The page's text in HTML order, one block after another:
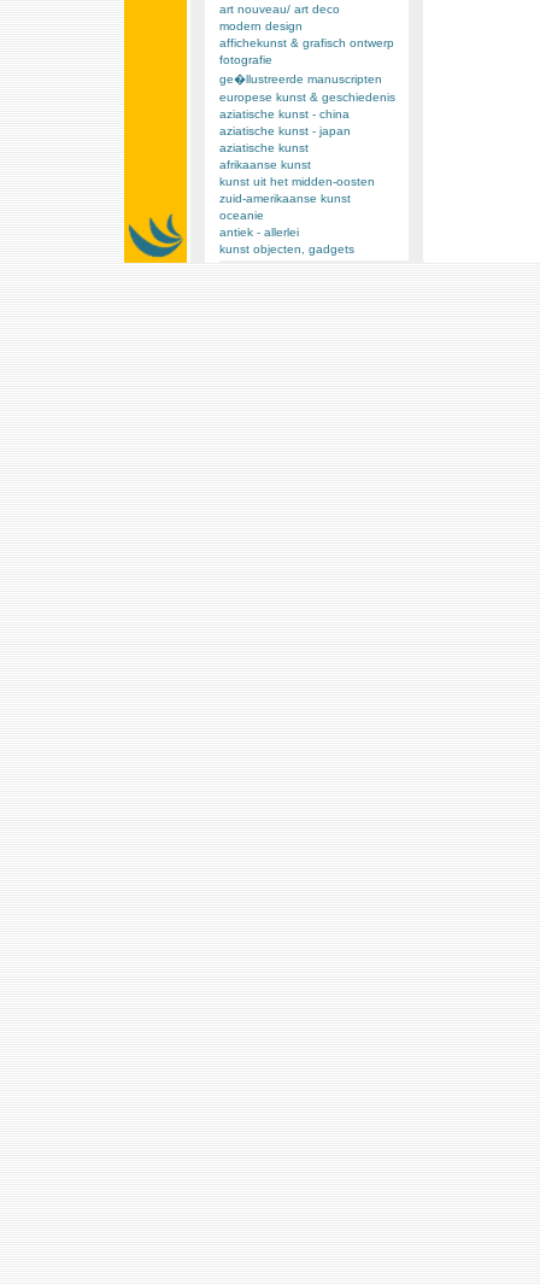
art nouveau/ art deco
modern design
affichekunst & grafisch ontwerp
fotografie
ge�llustreerde manuscripten
europese kunst & geschiedenis
aziatische kunst - china
aziatische kunst - japan
aziatische kunst
afrikaanse kunst
kunst uit het midden-oosten
zuid-amerikaanse kunst
oceanie
antiek - allerlei
kunst objecten, gadgets